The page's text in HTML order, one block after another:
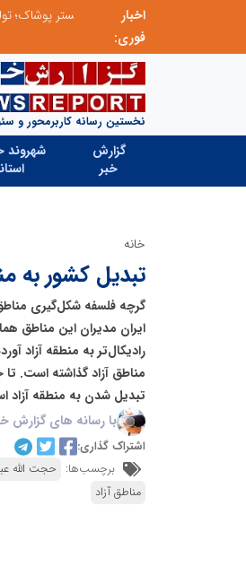
اخبار
فوری:
نخستین رسانه کاربرمحور و
گزارش
خبر
شهروند
خانه
تبدیل کشور به
گرچه فلسفه شکل‌گیری مناطق
ایران مدیران این مناطق
رادیکال‌تر به منطقه آزاد
مناطق آزاد گذاشته است.
تبدیل شدن به منطقه آزاد
با رسانه های گزارش
اشتراک گذاری:
برچسب‌ها: حجت الله
مناطق آزاد